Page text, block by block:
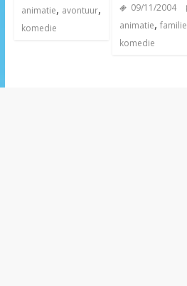
animatie, avontuur,
komedie
09/11/2004
animatie, familie
komedie